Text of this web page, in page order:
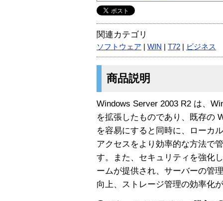
関連カテゴリ
ソフトウェア WIN T72 ビジネス
商品説明
Windows Server 2003 R2 は、
を拡張したものであり、既存の
を容易にすると同時に、ローカ
アクセスをより効率的な方法で
す。また、セキュリティを強化
ームが提供され、サーバーの管
向上、ストレージ管理の効率化